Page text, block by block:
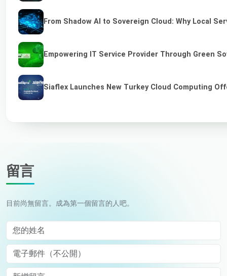
From Shadow AI to Sovereign Cloud: Why Local
Empowering IT Service Provider Through Green
Siaflex Launches New Turkey Cloud Computing
留言
目前尚無留言。成為第一個留言的人吧。
您的姓名
電子郵件（不公開）
Comment